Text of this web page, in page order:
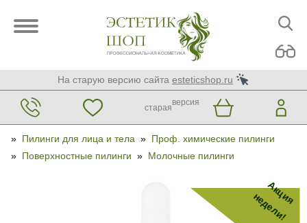
На старую версию сайта esteticshop.ru
старая
версия
» Пилинги для лица и тела » Проф. химические пилинги
» Поверхностные пилинги » Молочные пилинги
Акция
недели!